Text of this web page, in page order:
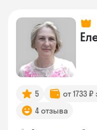
5 от 1733
4 отзыва